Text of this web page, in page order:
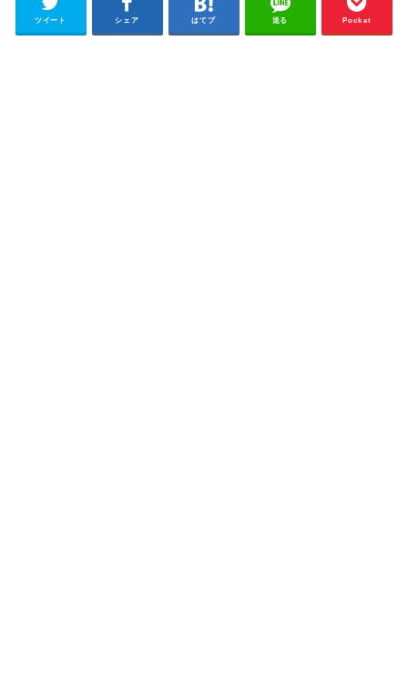
ツイート シェア はてブ 送る Pocket